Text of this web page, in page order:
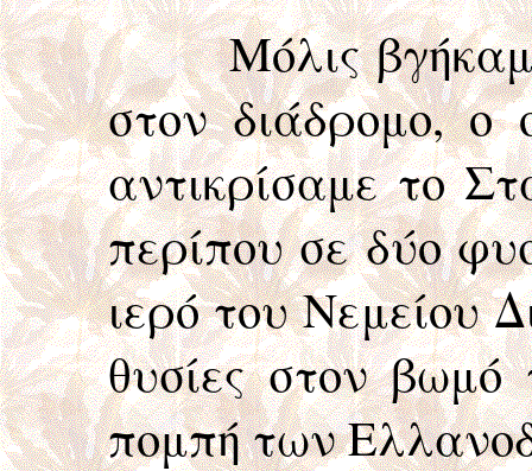
Μόλις βγήκαμε
στον διάδρομο, o
αντικρίσαμε το
περίπου σε δύο
ιερό του Νεμείου
θυσίες στον
πομπή των